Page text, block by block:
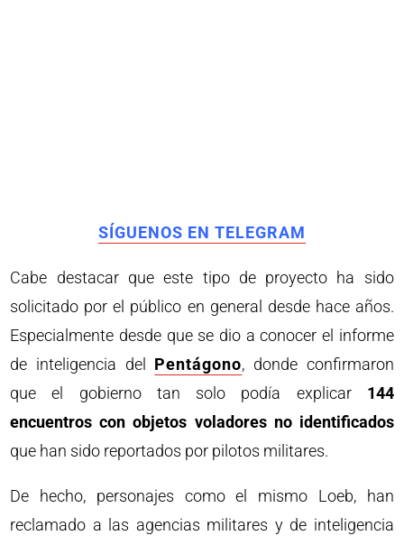
SÍGUENOS EN TELEGRAM
Cabe destacar que este tipo de proyecto ha sido
solicitado por el público en general desde hace años.
Especialmente desde que se dio a conocer el informe
de inteligencia del Pentágono, donde confirmaron
que el gobierno tan solo podía explicar 144
encuentros con objetos voladores no identificados
que han sido reportados por pilotos militares.
De hecho, personajes como el mismo Loeb, han
reclamado a las agencias militares y de inteligencia